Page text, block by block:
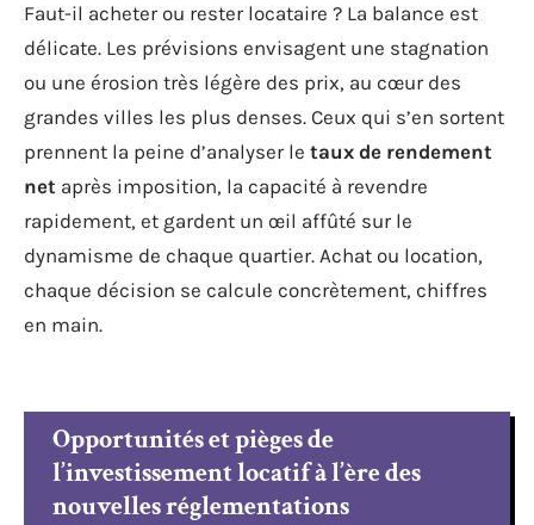
Faut-il acheter ou rester locataire ? La balance est
délicate. Les prévisions envisagent une stagnation
ou une érosion très légère des prix, au cœur des
grandes villes les plus denses. Ceux qui s’en sortent
prennent la peine d’analyser le taux de rendement
net après imposition, la capacité à revendre
rapidement, et gardent un œil affûté sur le
dynamisme de chaque quartier. Achat ou location,
chaque décision se calcule concrètement, chiffres
en main.
Opportunités et pièges de
l’investissement locatif à l’ère des
nouvelles réglementations